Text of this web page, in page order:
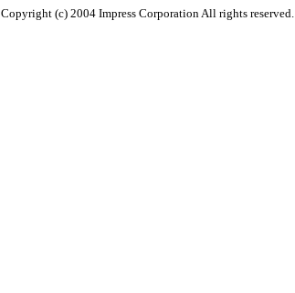
Copyright (c) 2004 Impress Corporation All rights reserved.